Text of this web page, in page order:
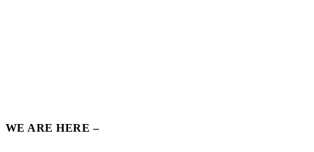
WE ARE HERE –